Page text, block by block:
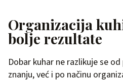
Organizacija
bolje rezultate
Dobar kuhar ne razlikuje se
znanju, već i po načinu